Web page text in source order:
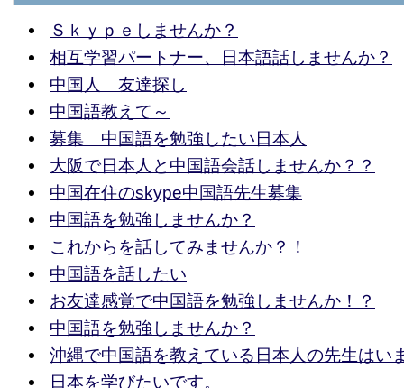
Ｓｋｙｐｅしませんか？
相互学習パートナー、日本語話しませんか？
中国人 友達探し
中国語教えて～
募集 中国語を勉強したい日本人
大阪で日本人と中国語会話しませんか？？
中国在住のskype中国語先生募集
中国語を勉強しませんか？
これからを話してみませんか？！
中国語を話したい
お友達感覚で中国語を勉強しませんか！？
中国語を勉強しませんか？
沖縄で中国語を教えている日本人の先生はい
日本を学びたいです。